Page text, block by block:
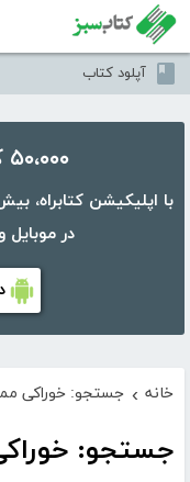
آپلود کتاب
۵۰،۰۰۰ کتاب در موبایل شما
در
خانه › جستجو: خوراکی
جستجو: